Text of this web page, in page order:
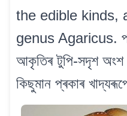
the edible kinds,
genus Agaricus.
আকৃতিৰ টুপি-সদৃশ
কিছুমান প্ৰকাৰ